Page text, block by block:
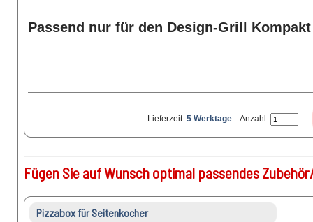
Passend nur für den Design-Grill
Lieferzeit: 5 Werktage Anzahl:
Fügen Sie auf Wunsch optimal passendes
Pizzabox für Seitenkocher